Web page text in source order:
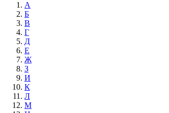
А
Б
В
Г
Д
Е
Ж
З
И
К
Л
М